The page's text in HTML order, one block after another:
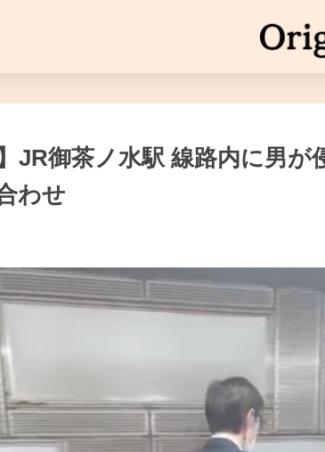
JR御茶ノ水駅 線路内に男が
わせ